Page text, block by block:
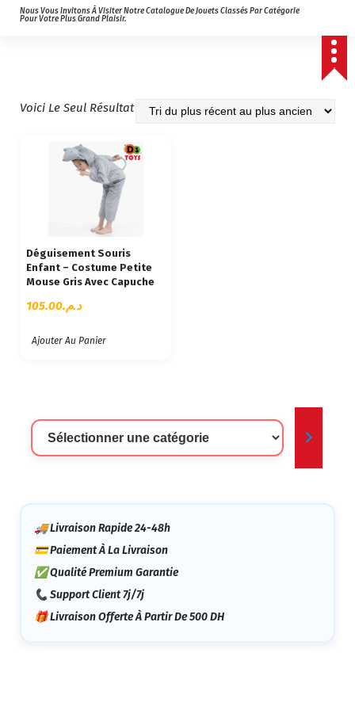
Nous Vous Invitons À Visiter Notre Catalogue De Jouets Classés Par Catégorie
Pour Votre Plus Grand Plaisir.
Voici Le Seul Résultat
Déguisement Souris
Enfant – Costume Petite
Mouse Gris Avec Capuche
د.م.105.00
Ajouter Au Panier
Sélectionner
🚚 Livraison Rapide 24-48h
💳 Paiement À La Livraison
✅ Qualité Premium Garantie
📞 Support Client 7j/7j
🎁 Livraison Offerte À Partir De 500 DH